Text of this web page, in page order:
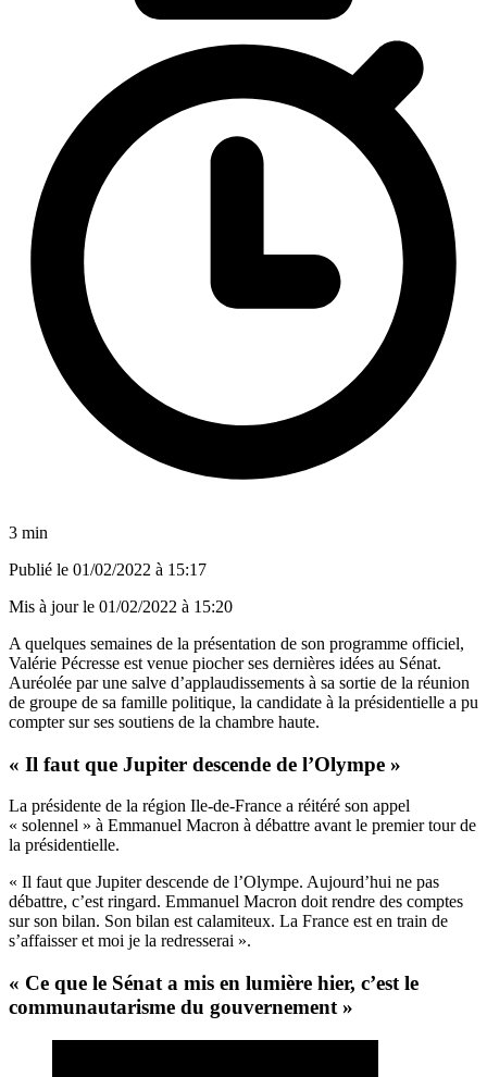
3 min
Publié le 01/02/2022 à 15:17
Mis à jour le 01/02/2022 à 15:20
A quelques semaines de la présentation de son programme officiel,
Valérie Pécresse est venue piocher ses dernières idées au Sénat.
Auréolée par une salve d’applaudissements à sa sortie de la réunion
de groupe de sa famille politique, la candidate à la présidentielle a pu
compter sur ses soutiens de la chambre haute.
« Il faut que Jupiter descende de l’Olympe »
La présidente de la région Ile-de-France a réitéré son appel
« solennel » à Emmanuel Macron à débattre avant le premier tour de
la présidentielle.
« Il faut que Jupiter descende de l’Olympe. Aujourd’hui ne pas
débattre, c’est ringard. Emmanuel Macron doit rendre des comptes
sur son bilan. Son bilan est calamiteux. La France est en train de
s’affaisser et moi je la redresserai ».
« Ce que le Sénat a mis en lumière hier, c’est le
communautarisme du gouvernement »